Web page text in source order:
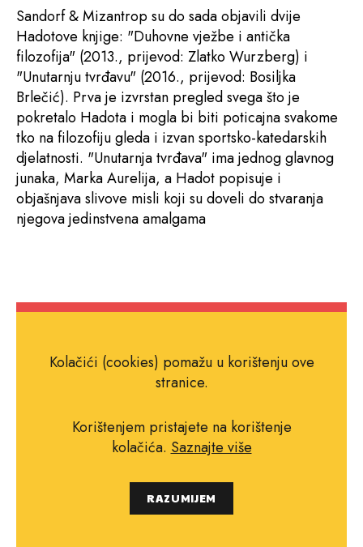
Sandorf & Mizantrop su do sada objavili dvije
Hadotove knjige: "Duhovne vježbe i antička
filozofija" (2013., prijevod: Zlatko Wurzberg) i
"Unutarnju tvrđavu" (2016., prijevod: Bosiljka
Brlečić). Prva je izvrstan pregled svega što je
pokretalo Hadota i mogla bi biti poticajna svakome
tko na filozofiju gleda i izvan sportsko-katedarskih
djelatnosti. "Unutarnja tvrđava" ima jednog glavnog
junaka, Marka Aurelija, a Hadot popisuje i
objašnjava slivove misli koji su doveli do stvaranja
njegova jedinstvena amalgama
Kolačići (cookies) pomažu u korištenju ove
stranice.
Korištenjem pristajete na korištenje
kolačića. Saznajte više
RAZUMIJEM